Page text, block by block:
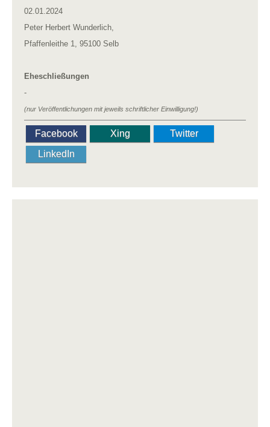
02.01.2024
Peter Herbert Wunderlich,
Pfaffenleithe 1, 95100 Selb
Eheschließungen
-
(nur Veröffentlichungen mit jeweils schriftlicher Einwilligung!)
Facebook Xing
Twitter
LinkedIn